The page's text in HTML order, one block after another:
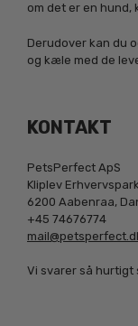
om det er en hund,
Derudover kan du
og kæle med de
KONTAKT
PetsPerfect ApS
Kliplev
6200 Aabenraa,
+45 74676774
Vi svarer så hurtigt